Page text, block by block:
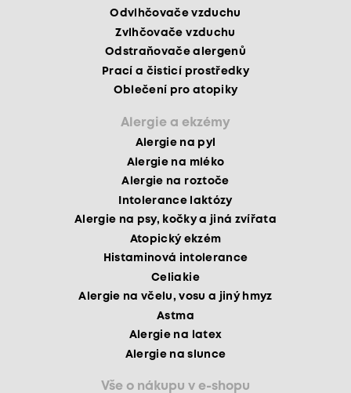
Odvlhčovače vzduchu
Zvlhčovače vzduchu
Odstraňovače alergenů
Prací a čisticí prostředky
Oblečení pro atopiky
Alergie a ekzémy
Alergie na pyl
Alergie na mléko
Alergie na roztoče
Intolerance laktózy
Alergie na psy, kočky a jiná zvířata
Atopický ekzém
Histaminová intolerance
Celiakie
Alergie na včelu, vosu a jiný hmyz
Astma
Alergie na latex
Alergie na slunce
Vše o nákupu v e-shopu